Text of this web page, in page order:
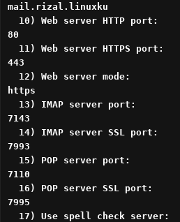
mail.rizal.linuxku
10) Web server
80
11) Web server
443
12) Web
https
13) IMAP
7143
14) IMAP server
7993
15) POP
7110
16) POP server
7995
17) Use spell